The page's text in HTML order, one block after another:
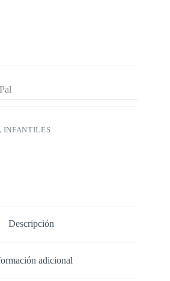
INFANTILES
Descripción
adicional